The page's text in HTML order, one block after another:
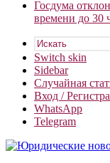
Госдума
времени до 30
Switch skin
Sidebar
Случайная
Вход /
WhatsApp
Telegram